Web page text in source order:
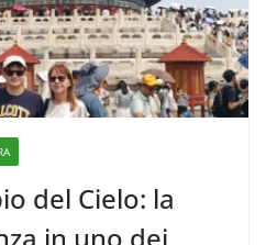
del Cielo: la